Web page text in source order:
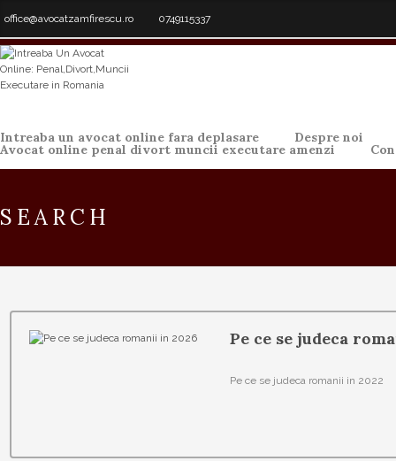
office@avocatzamfirescu.ro 0749115337
Intreaba un avocat online fara deplasare Despre noi
Avocat online penal divort muncii executare amenzi
SEARCH
Pe ce se judeca
Pe ce se judeca romanii in 2022